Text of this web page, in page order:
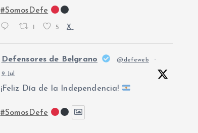
#SomosDefe
1 5 X
Defensores de Belgrano @defeweb ·
9 Jul
¡Feliz Día de la Independencia!
#SomosDefe